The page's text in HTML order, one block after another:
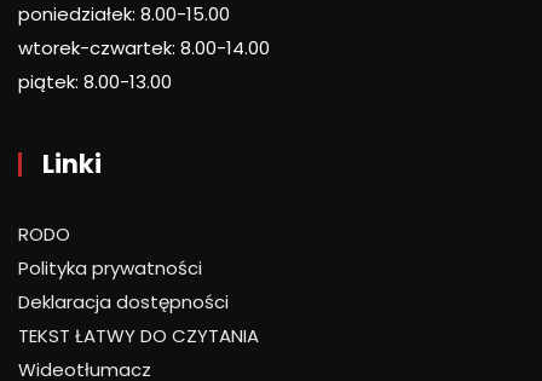
poniedziałek: 8.00-15.00
wtorek-czwartek: 8.00-14.00
piątek: 8.00-13.00
Linki
RODO
Polityka prywatności
Deklaracja dostępności
TEKST ŁATWY DO CZYTANIA
Wideotłumacz